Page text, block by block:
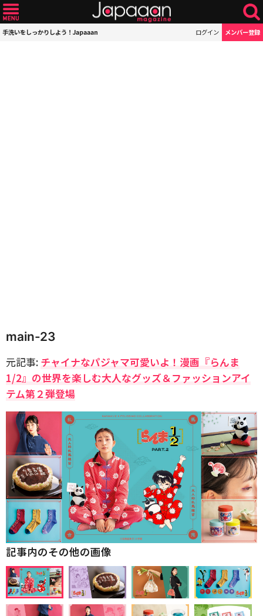
手洗いをしっかりしよう！Japaaan ログイン メンバー登録
main-23
元記事: チャイナなパジャマ可愛いよ！漫画『らんま
1/2』の世界を楽しむ大人なグッズ＆ファッションアイ
テム第２弾登場
記事内のその他の画像